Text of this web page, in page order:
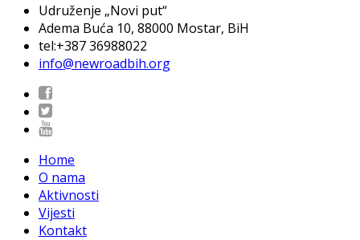
Udruženje „Novi put“
Adema Buća 10, 88000 Mostar, BiH
tel:+387 36988022
info@newroadbih.org
Home
O nama
Aktivnosti
Vijesti
Kontakt